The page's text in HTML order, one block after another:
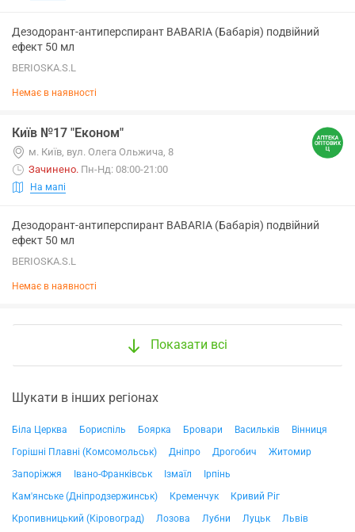
Дезодорант-антиперспирант BABARIA (Бабарія) подвійний
ефект 50 мл
BERIOSKA.S.L
Немає в наявності
Київ №17 "Економ"
м. Київ, вул. Олега Ольжича, 8
Зачинено. Пн-Нд: 08:00-21:00
На мапі
Дезодорант-антиперспирант BABARIA (Бабарія) подвійний
ефект 50 мл
BERIOSKA.S.L
Немає в наявності
Показати всі
Шукати в інших регіонах
Біла Церква Бориспіль Боярка Бровари Васильків
Вінниця
Горішні Плавні (Комсомольськ)
Дніпро Дрогобич
Житомир
Запоріжжя
Івано-Франківськ Ізмаїл
Ірпінь
Кам'янське (Дніпродзержинськ)
Кременчук
Кривий Ріг
Кропивницький (Кіровоград)
Лозова Лубни Луцьк
Львів